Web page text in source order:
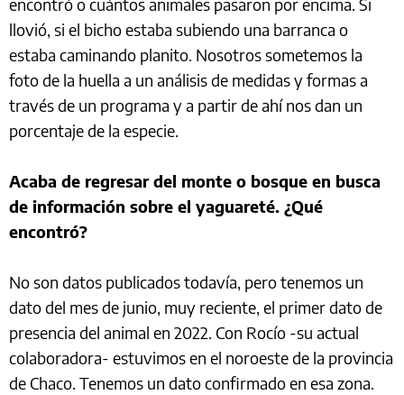
encontró o cuántos animales pasaron por encima. Si
llovió, si el bicho estaba subiendo una barranca o
estaba caminando planito. Nosotros sometemos la
foto de la huella a un análisis de medidas y formas a
través de un programa y a partir de ahí nos dan un
porcentaje de la especie.
Acaba de regresar del monte o bosque en busca
de información sobre el yaguareté. ¿Qué
encontró?
No son datos publicados todavía, pero tenemos un
dato del mes de junio, muy reciente, el primer dato de
presencia del animal en 2022. Con Rocío -su actual
colaboradora- estuvimos en el noroeste de la provincia
de Chaco. Tenemos un dato confirmado en esa zona.